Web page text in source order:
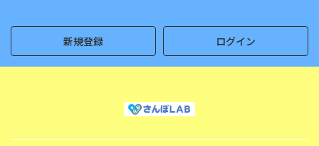
新規登録 ログイン